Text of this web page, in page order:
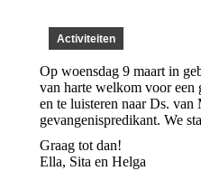
Activiteiten
Op woensdag 9 maart in
van harte welkom voor een
en te luisteren naar Ds.
gevangenispredikant. We
Graag tot dan!
Ella, Sita en Helga